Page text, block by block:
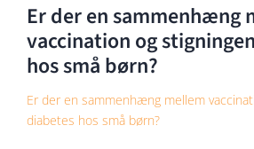
Er der en sammenhæng
vaccination og
hos små børn?
Er der en sammenhæng mellem
diabetes hos små børn?